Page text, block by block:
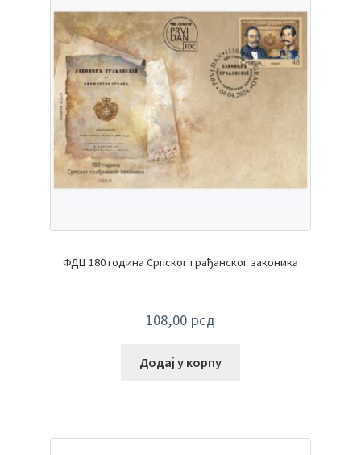
ФДЦ 180 година Српског грађанског законика
108,00 рсд
Додај у корпу